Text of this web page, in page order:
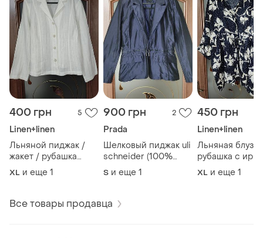
400 грн 5
Linen+linen
Льняной пиджак /
жакет / рубашка
marks &amp; spencer
(100% лен)
XL и еще 1
900 грн 2
Prada
Шелковый пиджак uli
schneider (100%
шелк)
S и еще 1
450 грн
Linen+linen
Льняная блуза
рубашка с
manor (100%
XL и еще 1
Все товары продавца